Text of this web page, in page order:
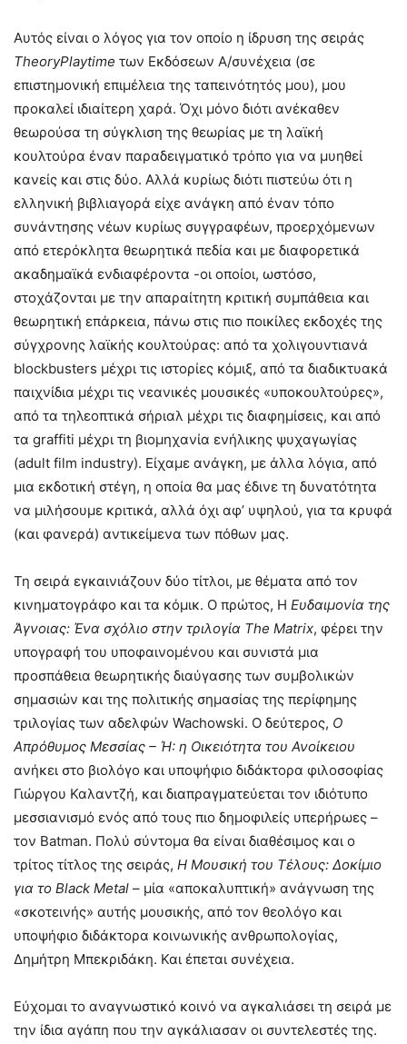
Αυτός είναι ο λόγος για τον οποίο η ίδρυση της σειράς
TheoryPlaytime των Εκδόσεων Α/συνέχεια (σε
επιστημονική επιμέλεια της ταπεινότητός μου), μου
προκαλεί ιδιαίτερη χαρά. Όχι μόνο διότι ανέκαθεν
θεωρούσα τη σύγκλιση της θεωρίας με τη λαϊκή
κουλτούρα έναν παραδειγματικό τρόπο για να μυηθεί
κανείς και στις δύο. Αλλά κυρίως διότι πιστεύω ότι η
ελληνική βιβλιαγορά είχε ανάγκη από έναν τόπο
συνάντησης νέων κυρίως συγγραφέων, προερχόμενων
από ετερόκλητα θεωρητικά πεδία και με διαφορετικά
ακαδημαϊκά ενδιαφέροντα -οι οποίοι, ωστόσο,
στοχάζονται με την απαραίτητη κριτική συμπάθεια και
θεωρητική επάρκεια, πάνω στις πιο ποικίλες εκδοχές της
σύγχρονης λαϊκής κουλτούρας: από τα χολιγουντιανά
blockbusters μέχρι τις ιστορίες κόμιξ, από τα διαδικτυακά
παιχνίδια μέχρι τις νεανικές μουσικές «υποκουλτούρες»,
από τα τηλεοπτικά σήριαλ μέχρι τις διαφημίσεις, και από
τα graffiti μέχρι τη βιομηχανία ενήλικης ψυχαγωγίας
(adult film industry). Είχαμε ανάγκη, με άλλα λόγια, από
μια εκδοτική στέγη, η οποία θα μας έδινε τη δυνατότητα
να μιλήσουμε κριτικά, αλλά όχι αφ’ υψηλού, για τα κρυφά
(και φανερά) αντικείμενα των πόθων μας.
Τη σειρά εγκαινιάζουν δύο τίτλοι, με θέματα από τον
κινηματογράφο και τα κόμικ. Ο πρώτος, Η Ευδαιμονία της
Άγνοιας: Ένα σχόλιο στην τριλογία The Matrix, φέρει την
υπογραφή του υποφαινομένου και συνιστά μια
προσπάθεια θεωρητικής διαύγασης των συμβολικών
σημασιών και της πολιτικής σημασίας της περίφημης
τριλογίας των αδελφών Wachowski. Ο δεύτερος, Ο
Απρόθυμος Μεσσίας – Ή: η Οικειότητα του Ανοίκειου
ανήκει στο βιολόγο και υποψήφιο διδάκτορα φιλοσοφίας
Γιώργου Καλαντζή, και διαπραγματεύεται τον ιδιότυπο
μεσσιανισμό ενός από τους πιο δημοφιλείς υπερήρωες –
τον Batman. Πολύ σύντομα θα είναι διαθέσιμος και ο
τρίτος τίτλος της σειράς, Η Μουσική του Τέλους: Δοκίμιο
για το Black Metal – μία «αποκαλυπτική» ανάγνωση της
«σκοτεινής» αυτής μουσικής, από τον θεολόγο και
υποψήφιο διδάκτορα κοινωνικής ανθρωπολογίας,
Δημήτρη Μπεκριδάκη. Και έπεται συνέχεια.
Εύχομαι το αναγνωστικό κοινό να αγκαλιάσει τη σειρά με
την ίδια αγάπη που την αγκάλιασαν οι συντελεστές της.